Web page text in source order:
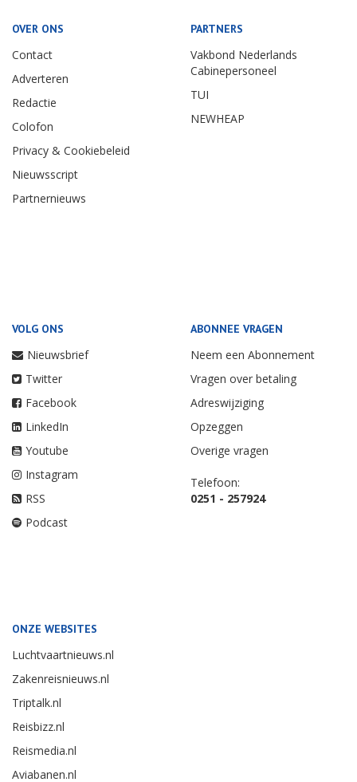
OVER ONS
Contact
Adverteren
Redactie
Colofon
Privacy & Cookiebeleid
Nieuwsscript
Partnernieuws
PARTNERS
Vakbond Nederlands
Cabinepersoneel
TUI
NEWHEAP
VOLG ONS
Nieuwsbrief
Twitter
Facebook
LinkedIn
Youtube
Instagram
RSS
Podcast
ABONNEE VRAGEN
Neem een Abonnement
Vragen over betaling
Adreswijziging
Opzeggen
Overige vragen
Telefoon:
0251 - 257924
ONZE WEBSITES
Luchtvaartnieuws.nl
Zakenreisnieuws.nl
Triptalk.nl
Reisbizz.nl
Reismedia.nl
Aviabanen.nl